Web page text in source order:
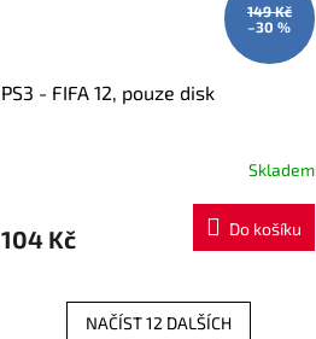
149 Kč
–30 %
PS3 - FIFA 12, pouze disk
Skladem
104 Kč Do košíku
NAČÍST 12 DALŠÍCH